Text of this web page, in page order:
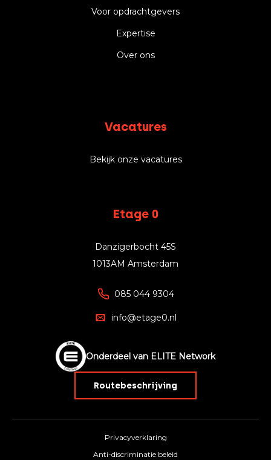
Voor opdrachtgevers
Expertise
Over ons
Vacatures
Bekijk onze vacatures
Etage 0
Danzigerbocht 45S
1013AM Amsterdam
085 044 9304
info@etage0.nl
Onderdeel van ELITE Network
Routebeschrijving
Privacyverklaring
Anti-discriminatie beleid